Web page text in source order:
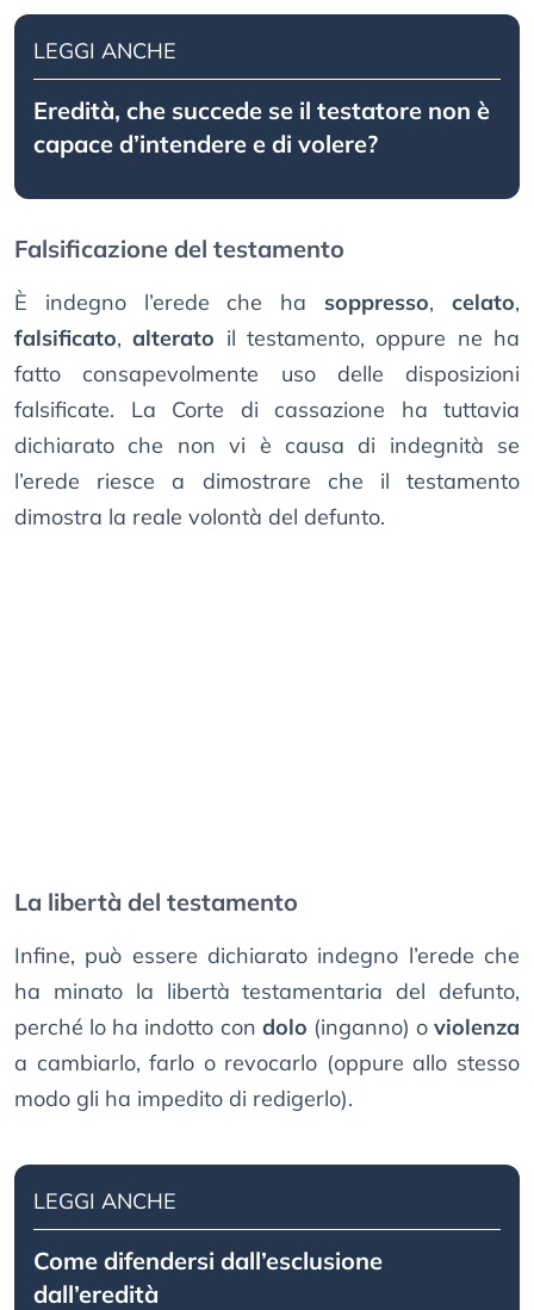
LEGGI ANCHE
Eredità, che succede se il testatore non è
capace d’intendere e di volere?
Falsificazione del testamento
È indegno l’erede che ha soppresso,celato,
falsificato,alterato il testamento, oppure ne ha
fatto consapevolmente uso delle disposizioni
falsificate. La Corte di cassazione ha tuttavia
dichiarato che non vi è causa di indegnità se
l’erede riesce a dimostrare che il testamento
dimostra la reale volontà del defunto.
La libertà del testamento
Infine, può essere dichiarato indegno l’erede che
ha minato la libertà testamentaria del defunto,
perché lo ha indotto con dolo (inganno) o violenza
a cambiarlo, farlo o revocarlo (oppure allo stesso
modo gli ha impedito di redigerlo).
LEGGI ANCHE
Come difendersi dall’esclusione
dall’eredità